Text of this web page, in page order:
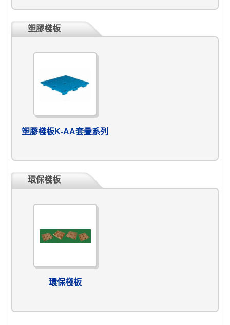
塑膠棧板
塑膠棧板K-AA套疊系列
環保棧板
環保棧板